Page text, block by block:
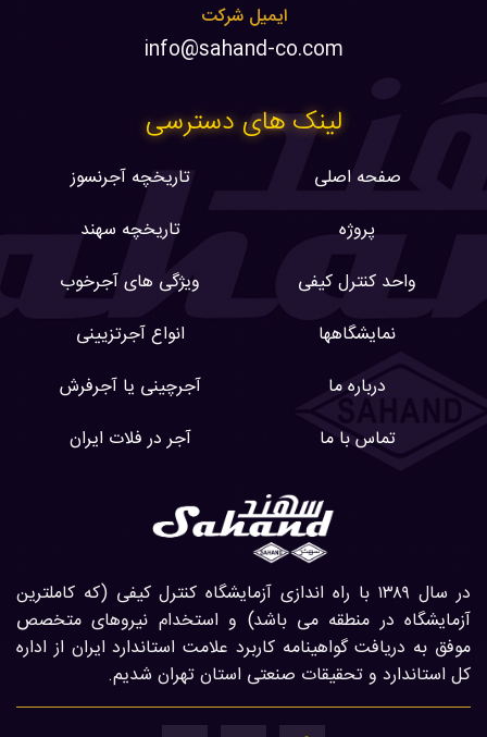
ایمیل شرکت
info@sahand-co.com
لینک های دسترسی
تاریخچه آجرنسوز
تاریخچه سهند
ویژگی های آجرخوب
انواع آجرتزیینی
آجرچینی یا آجرفرش
آجر در فلات ایران
صفحه اصلی
پروژه
واحد کنترل کیفی
نمایشگاهها
درباره ما
تماس با ما
در سال ۱۳۸۹ با راه اندازی آزمایشگاه کنترل کیفی (که کاملترین
آزمایشگاه در منطقه می باشد) و استخدام نیروهای متخصص
موفق به دریافت گواهینامه کاربرد علامت استاندارد ایران از اداره
کل استاندارد و تحقیقات صنعتی استان تهران شدیم.